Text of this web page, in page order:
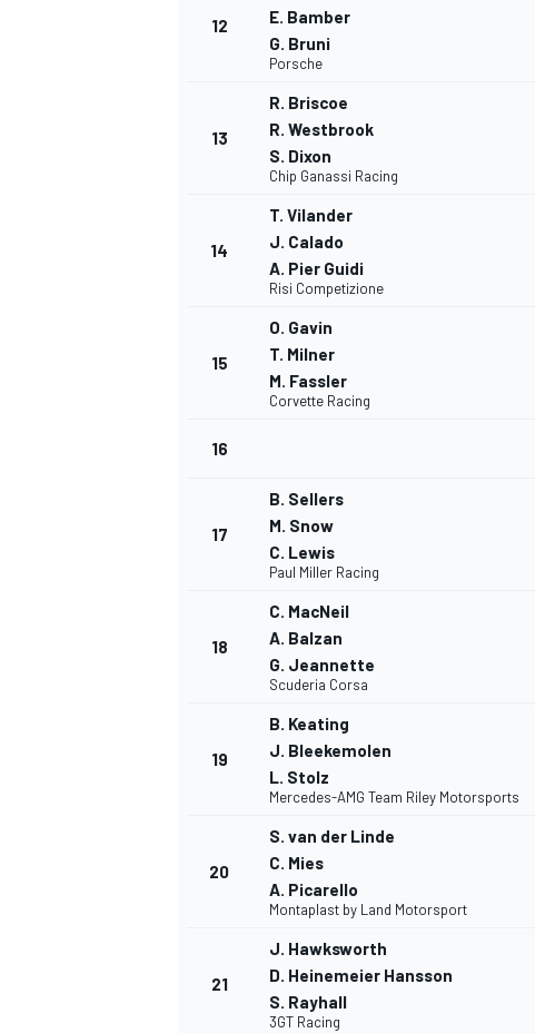
MÁS CATEGORÍAS
12
E. Bamber
G. Bruni
Porsche
13
R. Briscoe
R. Westbrook
S. Dixon
Chip Ganassi Racing
14
T. Vilander
J. Calado
A. Pier Guidi
Risi Competizione
15
O. Gavin
T. Milner
M. Fassler
Corvette Racing
16
17
B. Sellers
M. Snow
C. Lewis
Paul Miller Racing
18
C. MacNeil
A. Balzan
G. Jeannette
Scuderia Corsa
19
B. Keating
J. Bleekemolen
L. Stolz
Mercedes-AMG Team Riley Motorsports
20
S. van der Linde
C. Mies
A. Picarello
Montaplast by Land Motorsport
21
J. Hawksworth
D. Heinemeier Hansson
S. Rayhall
3GT Racing